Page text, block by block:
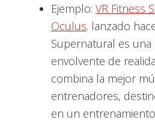
Ejemplo: VR Fitness
Oculus. lanzado
Supernatural es una
envolvente de
combina la mejor
entrenadores,
en un